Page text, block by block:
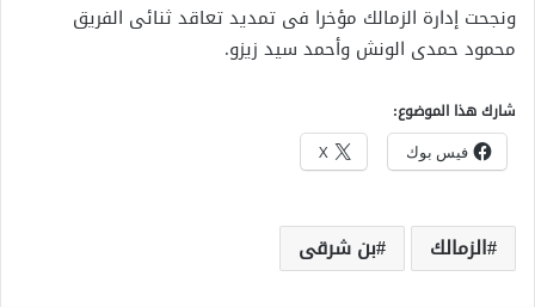
ونجحت إدارة الزمالك مؤخرا فى تمديد تعاقد ثنائى الفريق
محمود حمدى الونش وأحمد سيد زيزو.
شارك هذا الموضوع:
فيس بوك X
الزمالك بن شرقى